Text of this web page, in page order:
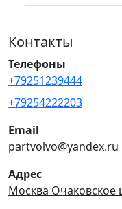
Контакты
Телефоны
+79251239444
+79254222203
Email
partvolvo@yandex.ru
Адрес
Москва Очаковское